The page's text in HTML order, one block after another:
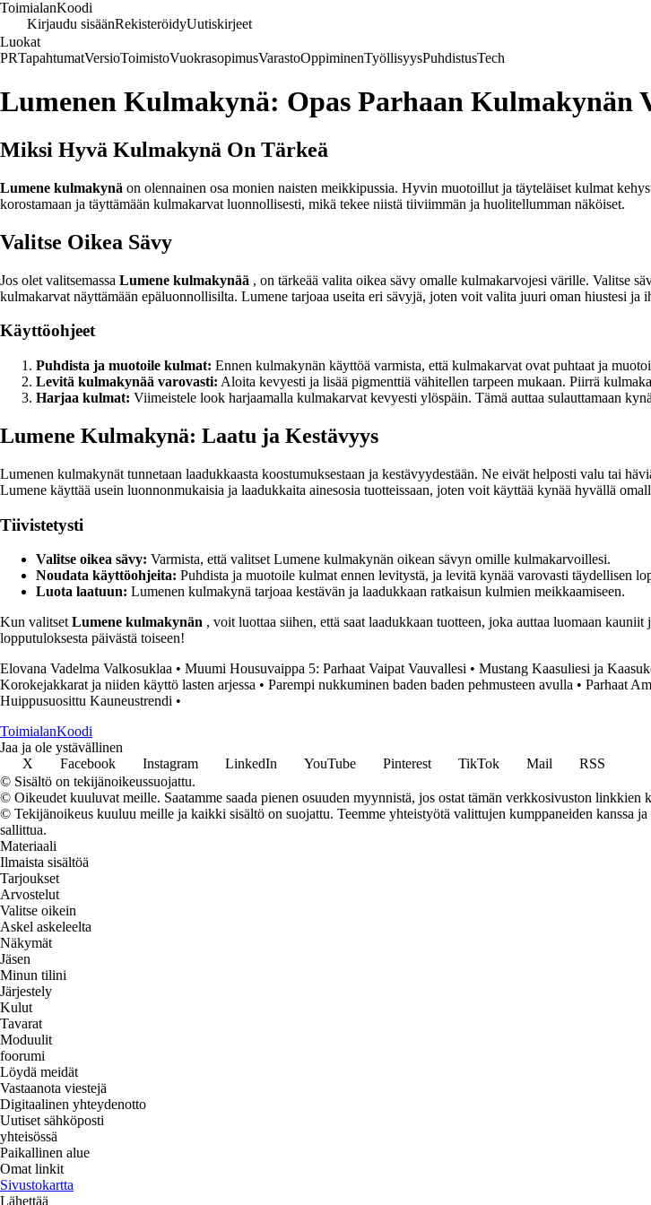
ToimialanKoodi
Kirjaudu sisäänRekisteröidyUutiskirjeet
Luokat
PRTapahtumatVersioToimistoVuokrasopimusVarastoOppiminenTyöllisyysPuhdistusTech
Lumenen Kulmakynä: Opas Parhaan Kulmakynän
Miksi Hyvä Kulmakynä On Tärkeä
Lumene kulmakynä on olennainen osa monien naisten meikkipussia. Hyvin muotoillut ja täyteläiset kulmat
korostamaan ja täyttämään kulmakarvat luonnollisesti, mikä tekee niistä tiiviimmän ja huolitellumman näköiset.
Valitse Oikea Sävy
Jos olet valitsemassa Lumene kulmakynää , on tärkeää valita oikea sävy omalle kulmakarvojesi värille. Valitse
kulmakarvat näyttämään epäluonnollisilta. Lumene tarjoaa useita eri sävyjä, joten voit valita juuri oman hiustesi ja
Käyttöohjeet
Puhdista ja muotoile kulmat: Ennen kulmakynän käyttöä varmista, että kulmakarvat ovat puhtaat ja
Levitä kulmakynää varovasti: Aloita kevyesti ja lisää pigmenttiä vähitellen tarpeen mukaan. Piirrä
Harjaa kulmat: Viimeistele look harjaamalla kulmakarvat kevyesti ylöspäin. Tämä auttaa sulauttamaan
Lumene Kulmakynä: Laatu ja Kestävyys
Lumenen kulmakynät tunnetaan laadukkaasta koostumuksestaan ja kestävyydestään. Ne eivät helposti valu tai
Lumene käyttää usein luonnonmukaisia ja laadukkaita ainesosia tuotteissaan, joten voit käyttää kynää hyvällä
Tiivistetysti
Valitse oikea sävy: Varmista, että valitset Lumene kulmakynän oikean sävyn omille kulmakarvoillesi.
Noudata käyttöohjeita: Puhdista ja muotoile kulmat ennen levitystä, ja levitä kynää varovasti täydellisen
Luota laatuun: Lumenen kulmakynä tarjoaa kestävän ja laadukkaan ratkaisun kulmien meikkaamiseen.
Kun valitset Lumene kulmakynän , voit luottaa siihen, että saat laadukkaan tuotteen, joka auttaa luomaan
lopputuloksesta päivästä toiseen!
Elovana Vadelma Valkosuklaa • Muumi Housuvaippa 5: Parhaat Vaipat Vauvallesi • Mustang Kaasuliesi ja
Korokejakkarat ja niiden käyttö lasten arjessa • Parempi nukkuminen baden baden pehmusteen avulla • Parhaat
Huippusuosittu Kauneustrendi •
ToimialanKoodi
Jaa ja ole ystävällinen
X
Facebook Instagram LinkedIn YouTube Pinterest TikTok Mail
RSS
© Sisältö on tekijänoikeussuojattu.
© Oikeudet kuuluvat meille. Saatamme saada pienen osuuden myynnistä, jos ostat tämän verkkosivuston linkkien
© Tekijänoikeus kuuluu meille ja kaikki sisältö on suojattu. Teemme yhteistyötä valittujen kumppaneiden kanssa
sallittua.
Materiaali
Ilmaista sisältöä
Tarjoukset
Arvostelut
Valitse oikein
Askel askeleelta
Näkymät
Jäsen
Minun tilini
Järjestely
Kulut
Tavarat
Moduulit
foorumi
Löydä meidät
Vastaanota viestejä
Digitaalinen yhteydenotto
Uutiset sähköposti
yhteisössä
Paikallinen alue
Omat linkit
Sivustokartta
Lähettää